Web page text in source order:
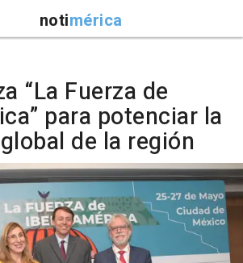
notimérica
“La Fuerza de
para potenciar la
de la región